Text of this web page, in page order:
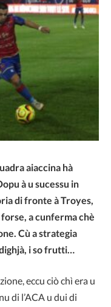
aiaccina hà
à u sucessu in
di fronte à Troyes,
a cunferma chè
Cù a strategia
i so frutti…
eccu ciò chì era u
di l’ACA u dui di